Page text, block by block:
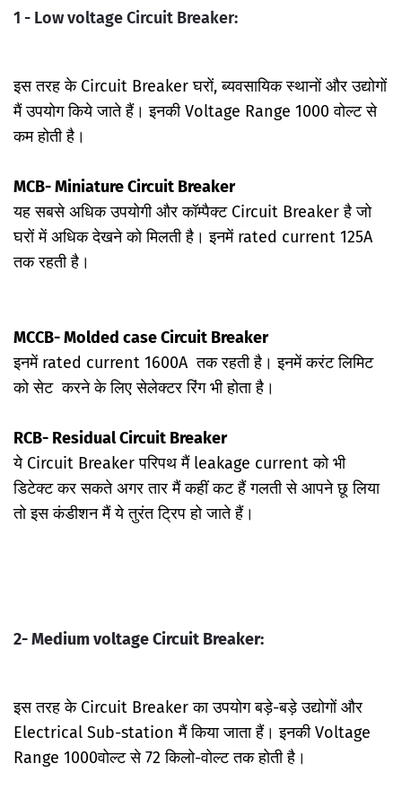
1 - Low voltage Circuit Breaker:
इस तरह के Circuit Breaker घरों, ब्यवसायिक स्थानों और उद्योगों
मैं उपयोग किये जाते हैं। इनकी Voltage Range 1000 वोल्ट से
कम होती है।
MCB- Miniature Circuit Breaker
यह सबसे अधिक उपयोगी और कॉम्पैक्ट Circuit Breaker है जो
घरों में अधिक देखने को मिलती है। इनमें rated current 125A
तक रहती है।
MCCB- Molded case Circuit Breaker
इनमें rated current 1600A तक रहती है। इनमें करंट लिमिट
को सेट करने के लिए सेलेक्टर रिंग भी होता है।
RCB- Residual Circuit Breaker
ये Circuit Breaker परिपथ मैं leakage current को भी
डिटेक्ट कर सकते अगर तार मैं कहीं कट हैं गलती से आपने छू लिया
तो इस कंडीशन मैं ये तुरंत ट्रिप हो जाते हैं।
2- Medium voltage Circuit Breaker:
इस तरह के Circuit Breaker का उपयोग बड़े-बड़े उद्योगों और
Electrical Sub-station मैं किया जाता हैं। इनकी Voltage
Range 1000वोल्ट से 72 किलो-वोल्ट तक होती है।